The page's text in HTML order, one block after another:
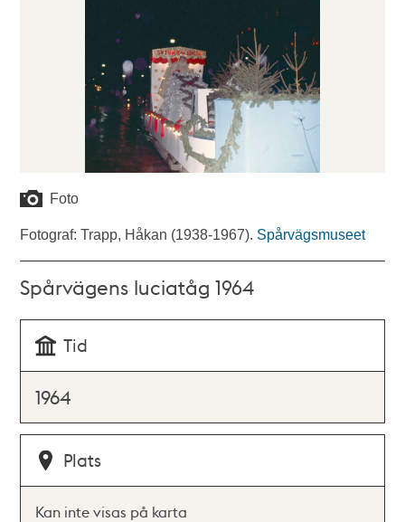
Foto
Fotograf: Trapp, Håkan (1938-1967). Spårvägsmuseet
Spårvägens luciatåg 1964
Tid
1964
Plats
Kan inte visas på karta